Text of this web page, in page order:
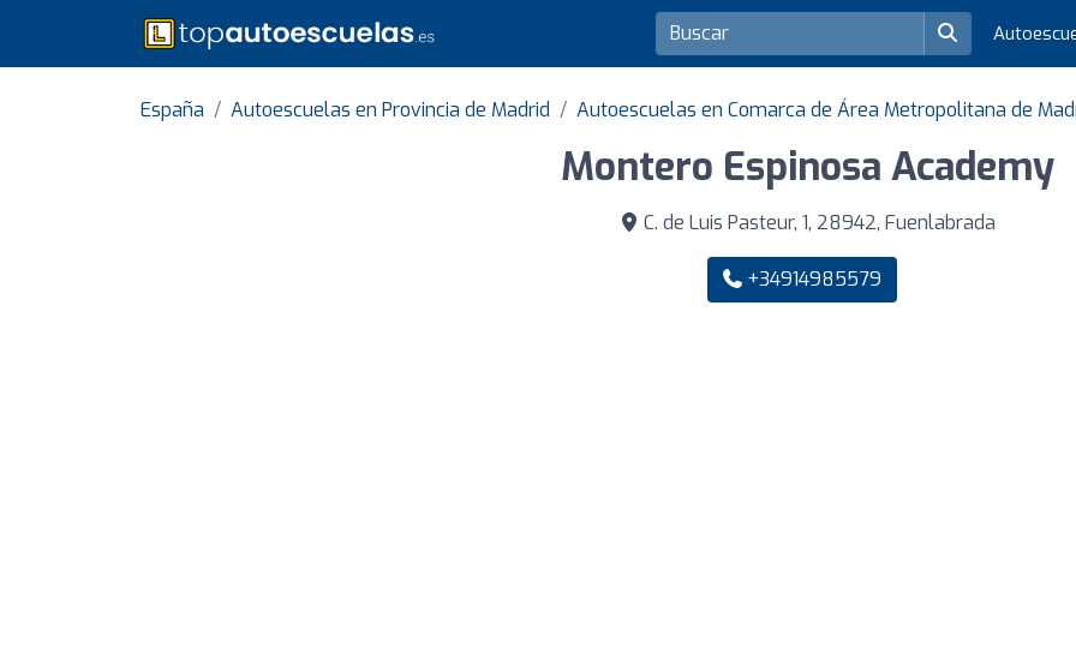
España Autoescuelas en Provincia de Madrid Autoescuelas en Comarca de Área Metropolitana de
Montero Espinosa Academy
C. de Luis Pasteur, 1, 28942, Fuenlabrada
+34914985579